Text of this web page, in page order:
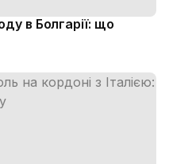
в Болгарії: що